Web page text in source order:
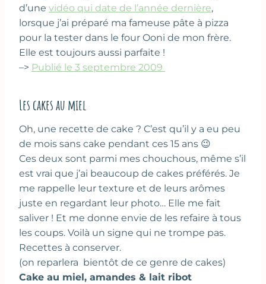
d’une vidéo qui date de l’année dernière,
lorsque j’ai préparé ma fameuse pâte à pizza
pour la tester dans le four Ooni de mon frère.
Elle est toujours aussi parfaite !
–> Publié le 3 septembre 2009
Les cakes au miel
Oh, une recette de cake ? C’est qu’il y a eu peu
de mois sans cake pendant ces 15 ans 😉
Ces deux sont parmi mes chouchous, même s’il
est vrai que j’ai beaucoup de cakes préférés. Je
me rappelle leur texture et de leurs arômes
juste en regardant leur photo… Elle me fait
saliver ! Et me donne envie de les refaire à tous
les coups. Voilà un signe qui ne trompe pas.
Recettes à conserver.
(on reparlera bientôt de ce genre de cakes)
Cake au miel, amandes & lait ribot